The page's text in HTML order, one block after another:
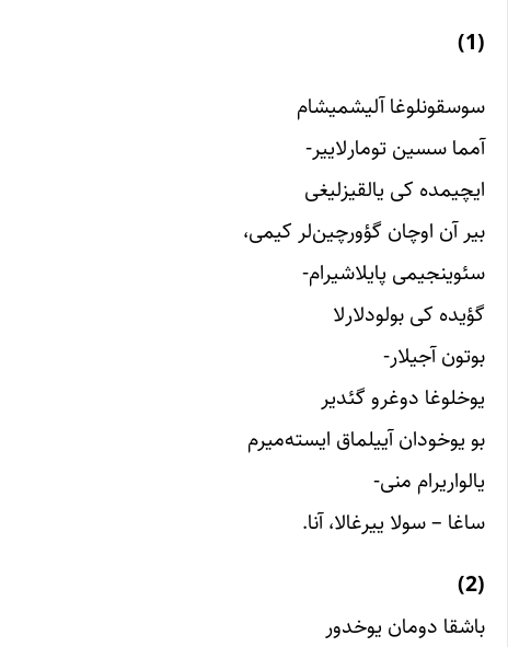
(1)
سوسقونلوغا آلیشمیشام
آمما سسین تومارلاییر-
ایچیمده کی یالقیزلیغی
بیر آن اوچان گؤورچین‌لر کیمی،
سئوینجیمی پایلاشیرام-
گؤیده کی بولودلارلا
بوتون آجیلار-
یوخلوغا دوغرو گئدیر
بو یوخودان آییلماق ایسته‌میرم
یالواریرام منی-
ساغا – سولا ییرغالا، آنا.
(2)
باشقا دومان یوخدور